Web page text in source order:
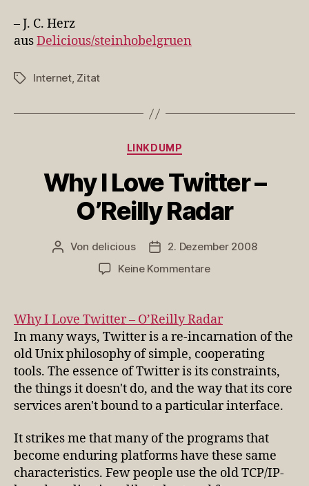
– J. C. Herz
ausDelicious/steinhobelgruen
Schlagwörter
Internet, Zitat
Kategorien
LINKDUMP
Why I Love Twitter –
O’Reilly Radar
Beitragsautor
Von delicious Veröffentlichungsdatum
2. Dezember 2008
Keine Kommentarezu
Twitter
–
O’Reilly
Radar
Why I Love Twitter – O’Reilly Radar
In many ways, Twitter is a re-incarnation of the
old Unix philosophy of simple, cooperating
tools. The essence of Twitter is its constraints,
the things it doesn't do, and the way that its core
services aren't bound to a particular interface.
It strikes me that many of the programs that
become enduring platforms have these same
characteristics. Few people use the old TCP/IP-